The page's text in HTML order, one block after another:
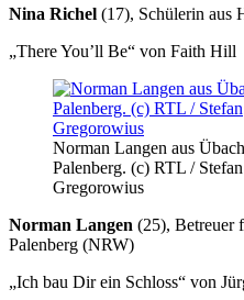
Nina Richel (17), Schülerin aus
„There You’ll Be“ von Faith Hill
Norman Langen aus
Palenberg. (c) RTL / Stefan
Gregorowius
Norman Langen (25), Betreuer
Palenberg (NRW)
„Ich bau Dir ein Schloss“ von